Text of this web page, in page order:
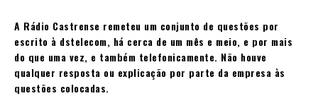
A Rádio Castrense remeteu um conjunto de questões por
escrito à dstelecom, há cerca de um mês e meio, e por mais
do que uma vez, e também telefonicamente. Não houve
qualquer resposta ou explicação por parte da empresa às
questões colocadas.